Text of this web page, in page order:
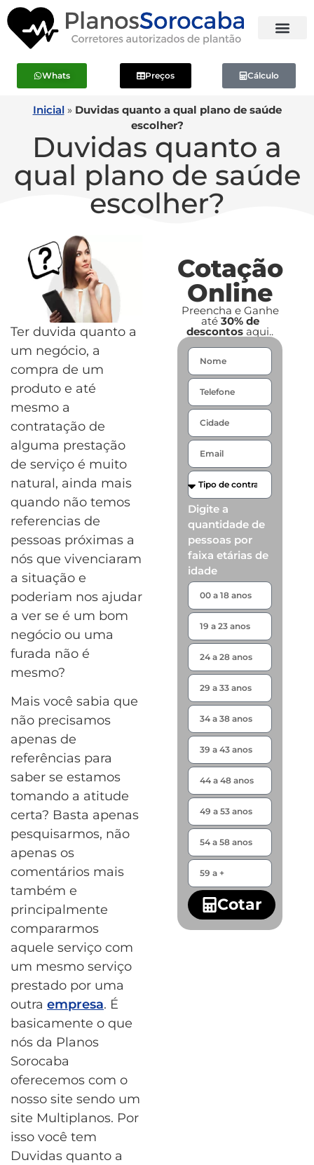
Whats Preços Cálculo
Inicial» Duvidas quanto a qual plano de saúde
escolher?
Duvidas quanto a
qual plano de saúde
escolher?
Ter duvida quanto a
um negócio, a
compra de um
produto e até
mesmo a
contratação de
alguma prestação
de serviço é muito
natural, ainda mais
quando não temos
referencias de
pessoas próximas a
nós que vivenciaram
a situação e
poderiam nos ajudar
a ver se é um bom
negócio ou uma
furada não é
mesmo?
Mais você sabia que
não precisamos
apenas de
referências para
saber se estamos
tomando a atitude
certa? Basta apenas
pesquisarmos, não
apenas os
comentários mais
também e
principalmente
compararmos
aquele serviço com
um mesmo serviço
prestado por uma
outra empresa. É
basicamente o que
nós da Planos
Sorocaba
oferecemos com o
nosso site sendo um
site Multiplanos. Por
isso você tem
Duvidas quanto a
Cotação
Online
Preencha e Ganhe
até 30% de
descontos aqui..
Digite a
quantidade de
pessoas por
faixa etárias de
idade
Cotar